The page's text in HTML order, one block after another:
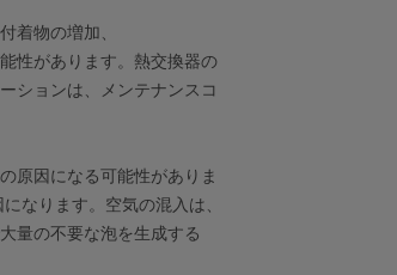
着物の増加、
性があります。熱交換器の
ションは、メンテナンスコ
原因になる可能性がありま
なります。空気の混入は、
量の不要な泡を生成する